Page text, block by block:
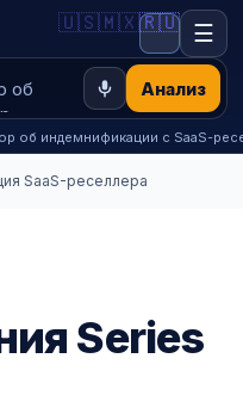
Анализ
🇺🇸🇲🇽🇷🇺 ☰
об индемнификации с SaaS-
SaaS-реселлера
Series